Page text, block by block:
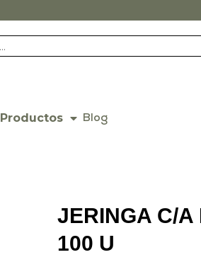
Productos Blog
JERINGA C/A
100 U